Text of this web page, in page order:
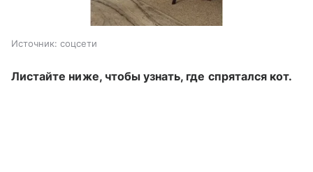
Источник: соцсети
Листайте ниже, чтобы узнать, где спрятался кот.